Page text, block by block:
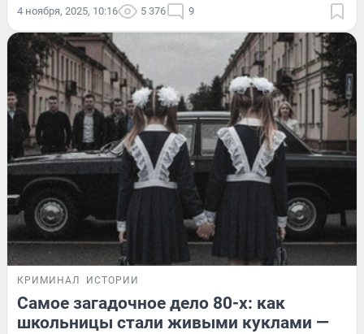
4 ноября, 2025, 10:16 5 376 9
КРИМИНАЛ ИСТОРИИ
Самое загадочное дело 80-х: как
школьницы стали живыми куклами —